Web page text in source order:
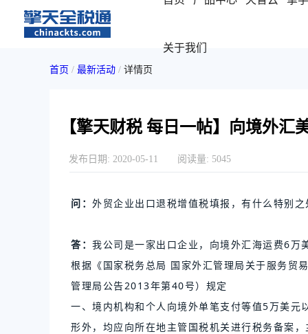
关于我们
首页 / 最新活动 / 详情页
【擎天财税 每日一帖】向境外汇
发布日期: 2020-05-11 阅读量: 5045
问：外贸企业出口退税增值税填报，有什么特别之
答：我公司是一家出口企业，向境外汇海运费6万
根据《国家税务总局 国家外汇管理局关于服务贸
管理局公告2013年第40号）规定
一、境内机构和个人向境外单笔支付等值5万美
形外，均应向所在地主管国税机关进行税务备案